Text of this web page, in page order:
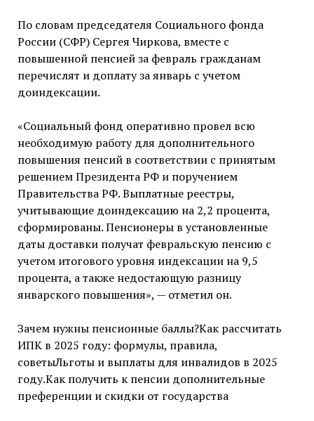
По словам председателя Социального фонда
России (СФР) Сергея Чиркова, вместе с
повышенной пенсией за февраль гражданам
перечислят и доплату за январь с учетом
доиндексации.
«Социальный фонд оперативно провел всю
необходимую работу для дополнительного
повышения пенсий в соответствии с принятым
решением Президента РФ и поручением
Правительства РФ. Выплатные реестры,
учитывающие доиндексацию на 2,2 процента,
сформированы. Пенсионеры в установленные
даты доставки получат февральскую пенсию с
учетом итогового уровня индексации на 9,5
процента, а также недостающую разницу
январского повышения», — отметил он.
Зачем нужны пенсионные баллы?Как рассчитать
ИПК в 2025 году: формулы, правила,
советыЛьготы и выплаты для инвалидов в 2025
году.Как получить к пенсии дополнительные
преференции и скидки от государства